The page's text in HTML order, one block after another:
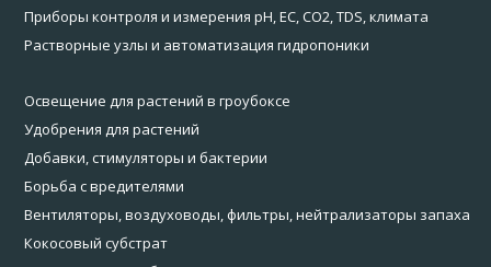
Приборы контроля и измерения pH, EC, CO2, TDS, климата
Растворные узлы и автоматизация гидропоники
Освещение для растений в гроубоксе
Удобрения для растений
Добавки, стимуляторы и бактерии
Борьба с вредителями
Вентиляторы, воздуховоды, фильтры, нейтрализаторы запаха
Кокосовый субстрат